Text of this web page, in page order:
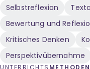
Selbstreflexion
Bewertung und
Kritisches Denken
Perspektivübernahme
UNTERRICHTS METHODEN